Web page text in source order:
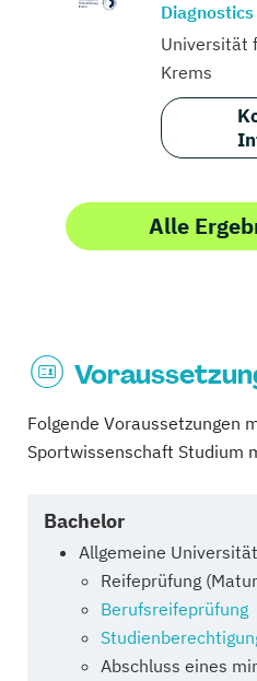
Universität
Krems
Alle
Folgende Voraussetzungen
Sportwissenschaft Studium
Bachelor
Allgemeine
Reifeprüfung
Berufsreifeprüfung
Abschluss eines